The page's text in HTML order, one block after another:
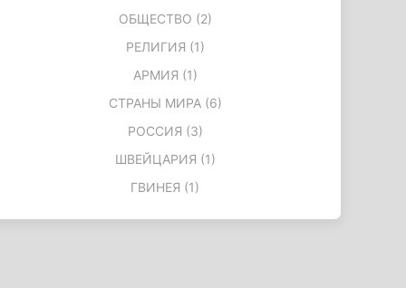
ОБЩЕСТВО (2)
РЕЛИГИЯ (1)
АРМИЯ (1)
СТРАНЫ МИРА (6)
РОССИЯ (3)
ШВЕЙЦАРИЯ (1)
ГВИНЕЯ (1)